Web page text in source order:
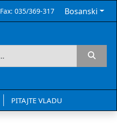
Fax:035/369-317 Bosanski
PITAJTE VLADU